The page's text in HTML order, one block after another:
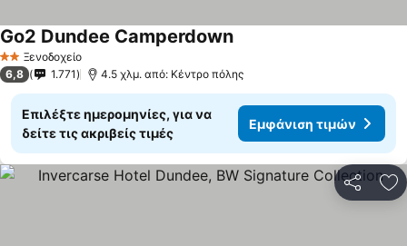
2 ΑστέριαΞενοδοχείο
Go2 Dundee CamperdownΕμφάνιση τιμών
6,8 1.771 4.5 χλμ. από: Κέντρο πόλης
Επιλέξτε ημερομηνίες, για να
δείτε τις ακριβείς τιμές
Εμφάνιση τιμών